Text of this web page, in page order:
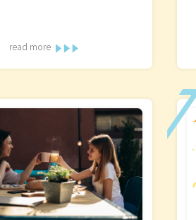
read more